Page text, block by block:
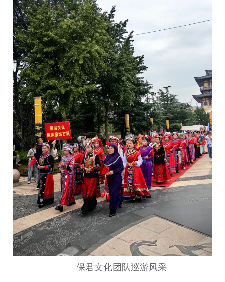
保君文化团队巡游风采